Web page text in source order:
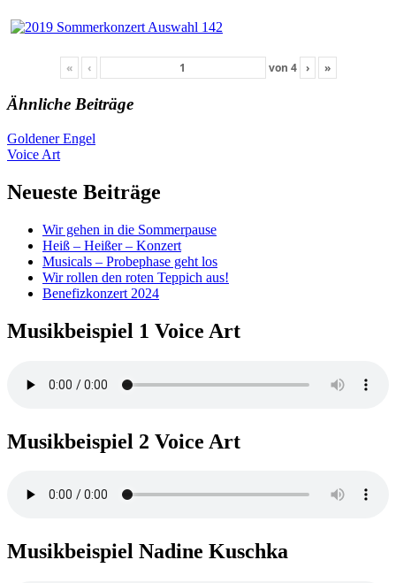
« ‹ von 4 › »
Ähnliche Beiträge
Beitragsnavigation
Goldener Engel
Voice Art
Neueste Beiträge
Wir gehen in die Sommerpause
Heiß – Heißer – Konzert
Musicals – Probephase geht los
Wir rollen den roten Teppich aus!
Benefizkonzert 2024
Musikbeispiel 1 Voice Art
Musikbeispiel 2 Voice Art
Musikbeispiel Nadine Kuschka